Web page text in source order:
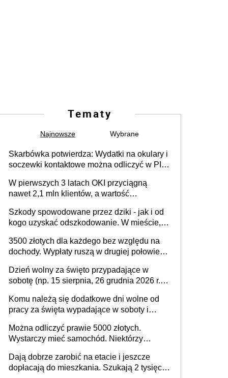
Tematy
Najnowsze Wybrane
Skarbówka potwierdza: Wydatki na okulary i
soczewki kontaktowe można odliczyć w PIT.
niepełnosprawności. Częściowe
dofinansowanie (np. z zfśs) pomniejsza
odliczenie
W pierwszych 3 latach OKI przyciągną
nawet 2,1 mln klientów, a wartość
mld zł
Szkody spowodowane przez dziki - jak i od
kogo uzyskać odszkodowanie. W mieście,
3500 złotych dla każdego bez względu na
dochody. Wypłaty ruszą w drugiej połowie
Dzień wolny za święto przypadające w
sobotę (np. 15 sierpnia, 26 grudnia 2026 r.) –
pracodawcy (sektor prywatny i administracja
publiczna), najczęstsze pytania
Komu należą się dodatkowe dni wolne od
pracy za święta wypadające w soboty i
Można odliczyć prawie 5000 złotych.
Wystarczy mieć samochód. Niektórzy
skarbówką
Dają dobrze zarobić na etacie i jeszcze
dopłacają do mieszkania. Szukają 2 tysięcy